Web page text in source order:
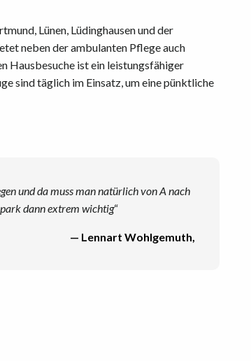
Lünen, Lüdinghausen und der
neben der ambulanten Pflege auch
Hausbesuche ist ein leistungsfähiger
sind täglich im Einsatz, um eine pünktliche
und da muss man natürlich von A nach
dann extrem wichtig“
— Lennart Wohlgemuth